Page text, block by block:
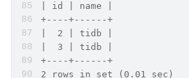
| id | name |
+----+------+
|  2 | tidb |
|  3 | tidb |
+----+------+
2 rows in set (0.01 sec)